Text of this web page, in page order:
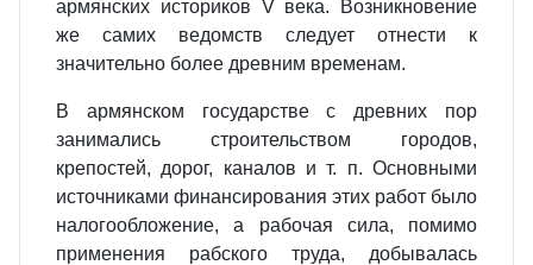
армянских историков V века. Возникновение
же самих ведомств следует отнести к
значительно более древним временам.
В армянском государстве с древних пор
занимались строительством городов,
крепостей, дорог, каналов и т. п. Основными
источниками финансирования этих работ было
налогообложение, а рабочая сила, помимо
применения рабского труда, добывалась